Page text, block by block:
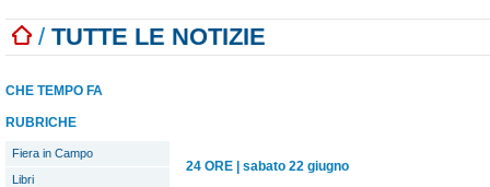
/ TUTTE LE NOTIZIE
CHE TEMPO FA
RUBRICHE
Fiera in Campo
Libri
24 ORE sabato 22 giugno